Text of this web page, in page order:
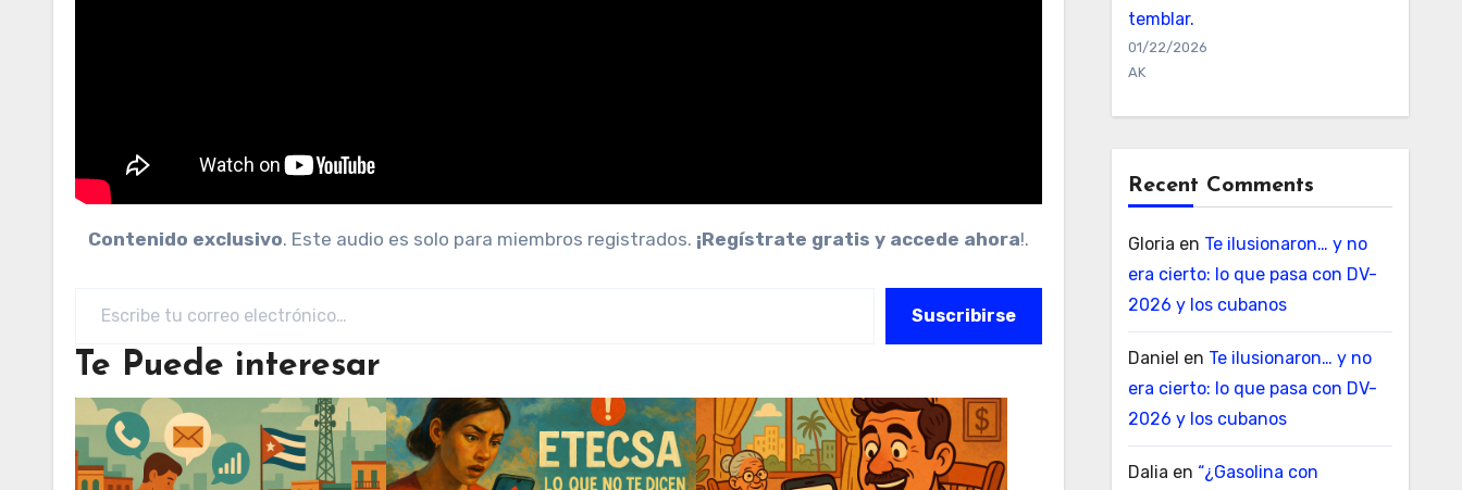
Contenido exclusivo. Este audio es solo para miembros registrados. ¡Regístrate gratis y accede ahora!.
Suscribirse
Te Puede interesar
temblar.
01/22/2026
AK
Recent Comments
Gloria en Te ilusionaron… y no
era cierto: lo que pasa con DV-
2026 y los cubanos
Daniel en Te ilusionaron… y no
era cierto: lo que pasa con DV-
2026 y los cubanos
Dalia en “¿Gasolina con